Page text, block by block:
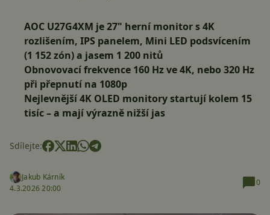
AOC U27G4XM je 27" herní monitor s 4K
rozlišením, IPS panelem, Mini LED podsvícením
(1 152 zón) a jasem 1 200 nitů
Obnovovací frekvence 160 Hz ve 4K, nebo 320 Hz
při přepnutí na 1080p
Nejlevnější 4K OLED monitory startují kolem 15
tisíc – a mají výrazně nižší jas
Sdílejte:
Jakub Kárník
4.3.2026 20:00
0